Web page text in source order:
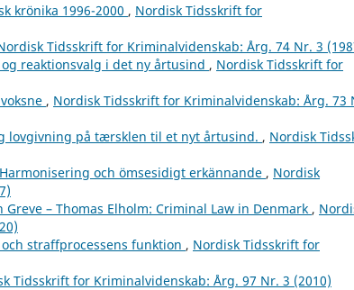
krönika 1996-2000 , Nordisk Tidsskrift for
Tidsskrift for Kriminalvidenskab: Årg. 74 Nr. 3
reaktionsvalg i det ny årtusind , Nordisk Tidsskrift for
, Nordisk Tidsskrift for Kriminalvidenskab: Årg. 73
lovgivning på tærsklen til et nyt årtusind. , Nordisk
och ömsesidigt erkännande , Nordisk
Greve – Thomas Elholm: Criminal Law in Denmark ,
straffprocessens funktion , Nordisk Tidsskrift for
Tidsskrift for Kriminalvidenskab: Årg. 97 Nr. 3 (2010)